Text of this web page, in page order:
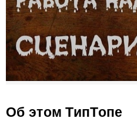
Об этом ТипТопе